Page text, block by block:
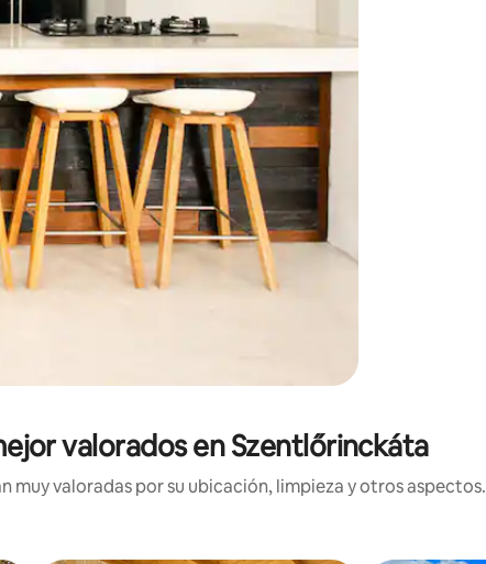
y hacia abajo o explora con el tacto o desliza el dedo.
valorados en Szentlőrinckáta
muy valoradas por su ubicación, limpieza y otros aspectos.